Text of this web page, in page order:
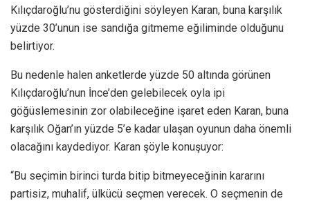
Kılıçdaroğlu’nu gösterdiğini söyleyen Karan, buna karşılık
yüzde 30’unun ise sandığa gitmeme eğiliminde olduğunu
belirtiyor.
Bu nedenle halen anketlerde yüzde 50 altında görünen
Kılıçdaroğlu’nun İnce’den gelebilecek oyla ipi
göğüslemesinin zor olabileceğine işaret eden Karan, buna
karşılık Oğan’ın yüzde 5’e kadar ulaşan oyunun daha önemli
olacağını kaydediyor. Karan şöyle konuşuyor:
“Bu seçimin birinci turda bitip bitmeyeceğinin kararını
partisiz, muhalif, ülkücü seçmen verecek. O seçmenin de